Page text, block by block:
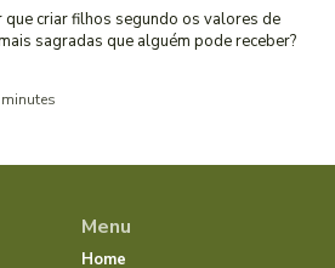
que criar filhos segundo os valores de
sagradas que alguém pode receber?
minutes
Menu
Home